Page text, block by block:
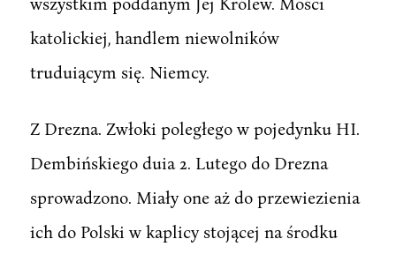
katolickiej, handlem niewolników
truduiącym się. Niemcy.
Z Drezna. Zwłoki poległego w pojedynku HI.
Dembińskiego duia 2. Lutego do Drezna
sprowadzono. Miały one aż do przewiezienia
ich do Polski w kaplicy stojącej na środku